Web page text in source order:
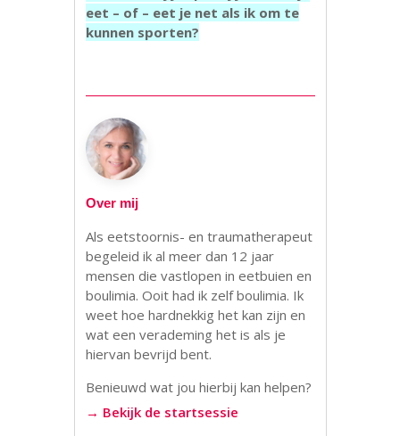
eet – of – eet je net als ik om te
kunnen sporten?
Over mij
Als eetstoornis- en traumatherapeut
begeleid ik al meer dan 12 jaar
mensen die vastlopen in eetbuien en
boulimia. Ooit had ik zelf boulimia. Ik
weet hoe hardnekkig het kan zijn en
wat een verademing het is als je
hiervan bevrijd bent.
Benieuwd wat jou hierbij kan helpen?
→ Bekijk de startsessie